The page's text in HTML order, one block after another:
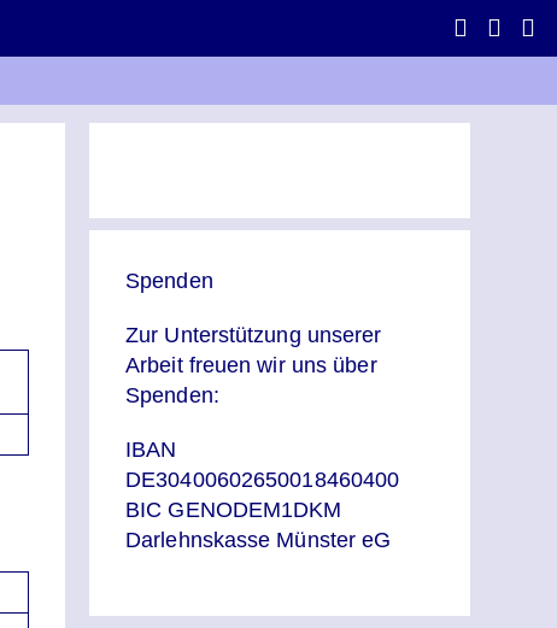
Spenden
Zur Unterstützung unserer
Arbeit freuen wir uns über
Spenden:
IBAN
DE30400602650018460400
BIC GENODEM1DKM
Darlehnskasse Münster eG